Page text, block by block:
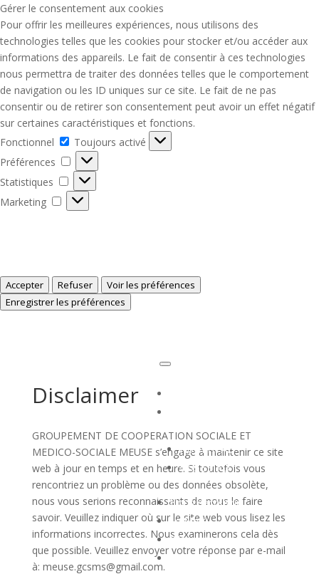
Gérer le consentement aux cookies
Pour offrir les meilleures expériences, nous utilisons des
technologies telles que les cookies pour stocker et/ou accéder aux
informations des appareils. Le fait de consentir à ces technologies
nous permettra de traiter des données telles que le comportement
de navigation ou les ID uniques sur ce site. Le fait de ne pas
consentir ou de retirer son consentement peut avoir un effet négatif
sur certaines caractéristiques et fonctions.
Fonctionnel
Fonctionnel
Toujours activé
Préférences
Préférences
Statistiques
Statistiques
Marketing
Marketing
Accepter Refuser
Voir les préférences
Enregistrer les préférences
▼
Nos EHPAD
Nos SSIAD
Nous découvrir
Le Mag’
Offres d’emploi
Contact
Disclaimer
GROUPEMENT DE COOPERATION SOCIALE ET
MEDICO-SOCIALE MEUSE s’engage à maintenir ce site
web à jour en temps et en heure. Si toutefois vous
rencontriez un problème ou des données obsolète,
nous vous serions reconnaissants de nous le faire
savoir. Veuillez indiquer où sur le site web vous lisez les
informations incorrectes. Nous examinerons cela dès
que possible. Veuillez envoyer votre réponse par e-mail
à: meuse.gcsms@gmail.com.